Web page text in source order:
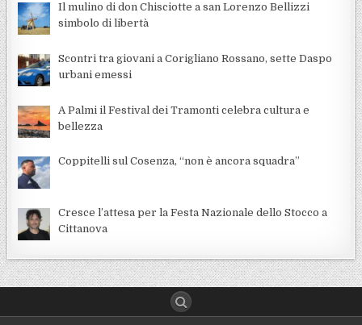
Il mulino di don Chisciotte a san Lorenzo Bellizzi
simbolo di libertà
Scontri tra giovani a Corigliano Rossano, sette Daspo
urbani emessi
A Palmi il Festival dei Tramonti celebra cultura e
bellezza
Coppitelli sul Cosenza, “non è ancora squadra”
Cresce l’attesa per la Festa Nazionale dello Stocco a
Cittanova